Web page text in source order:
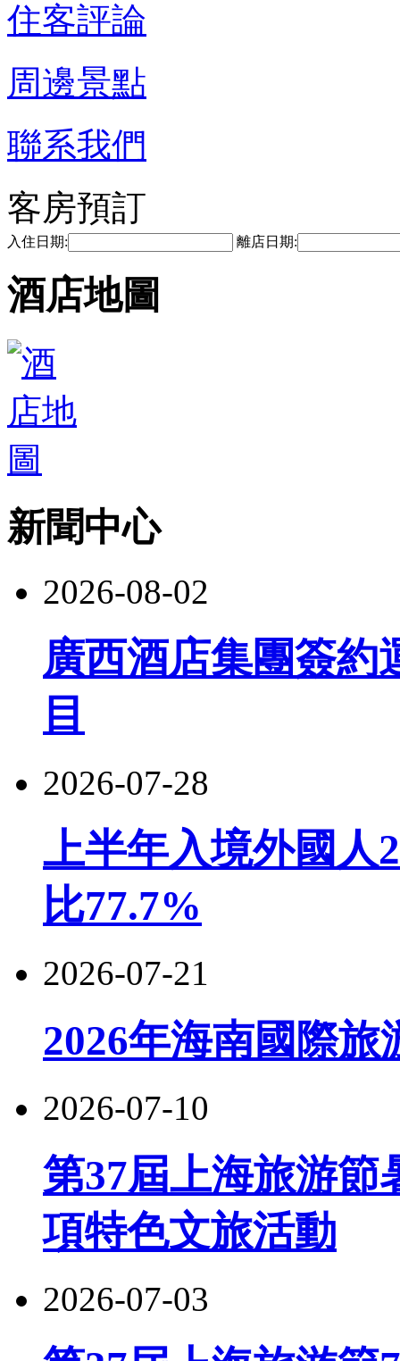
住客評論
周邊景點
聯系我們
客房預訂
入住日期: 離店日期:
酒店地圖
新聞中心
2026-08-02
廣西酒店集團簽約
目
2026-07-28
上半年入境外國人
比77.7%
2026-07-21
2026年海南國際
2026-07-10
第37屆上海旅游節
項特色文旅活動
2026-07-03